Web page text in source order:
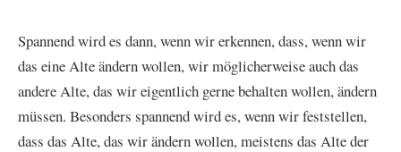
Spannend wird es dann, wenn wir erkennen, dass, wenn wir
das eine Alte ändern wollen, wir möglicherweise auch das
andere Alte, das wir eigentlich gerne behalten wollen, ändern
müssen. Besonders spannend wird es, wenn wir feststellen,
dass das Alte, das wir ändern wollen, meistens das Alte der